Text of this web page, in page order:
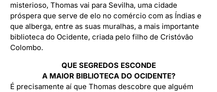
misterioso, Thomas vai para Sevilha, uma cidade
próspera que serve de elo no comércio com as Índias e
que alberga, entre as suas muralhas, a mais importante
biblioteca do Ocidente, criada pelo filho de Cristóvão
Colombo.
QUE SEGREDOS ESCONDE
A MAIOR BIBLIOTECA DO OCIDENTE?
É precisamente aí que Thomas descobre que alguém